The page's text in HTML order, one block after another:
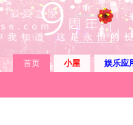
首页 小屋 娱乐应